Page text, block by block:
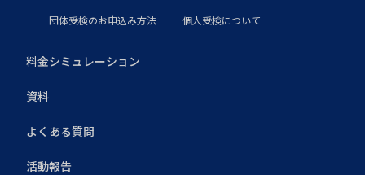
団体受検のお申込み方法 個人受検について
料金シミュレーション
資料
よくある質問
活動報告